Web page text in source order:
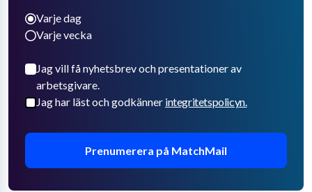
Varje dag
Varje vecka
Jag vill få nyhetsbrev och presentationer av
arbetsgivare.
Jag har läst och godkänner integritetspolicyn.
Prenumerera på MatchMail